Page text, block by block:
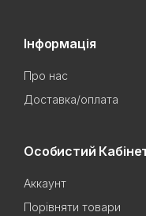
Інформація
Про нас
Доставка/оплата
Особистий
Аккаунт
Порівняти товари